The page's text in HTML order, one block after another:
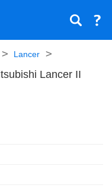
Lancer
Lancer II